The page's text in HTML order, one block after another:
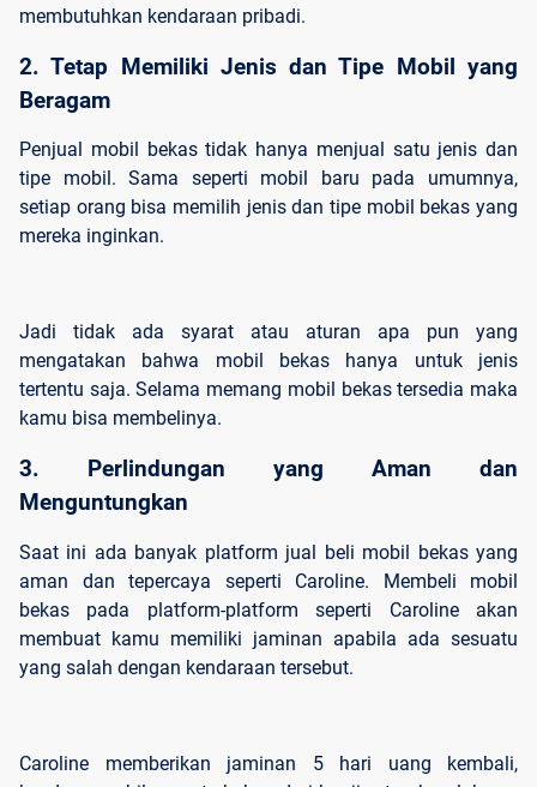
membutuhkan kendaraan pribadi.
2. Tetap Memiliki Jenis dan Tipe Mobil yang
Beragam
Penjual mobil bekas tidak hanya menjual satu jenis dan
tipe mobil. Sama seperti mobil baru pada umumnya,
setiap orang bisa memilih jenis dan tipe mobil bekas yang
mereka inginkan.
Jadi tidak ada syarat atau aturan apa pun yang
mengatakan bahwa mobil bekas hanya untuk jenis
tertentu saja. Selama memang mobil bekas tersedia maka
kamu bisa membelinya.
3. Perlindungan yang Aman dan
Menguntungkan
Saat ini ada banyak platform jual beli mobil bekas yang
aman dan tepercaya seperti Caroline. Membeli mobil
bekas pada platform-platform seperti Caroline akan
membuat kamu memiliki jaminan apabila ada sesuatu
yang salah dengan kendaraan tersebut.
Caroline memberikan jaminan 5 hari uang kembali,